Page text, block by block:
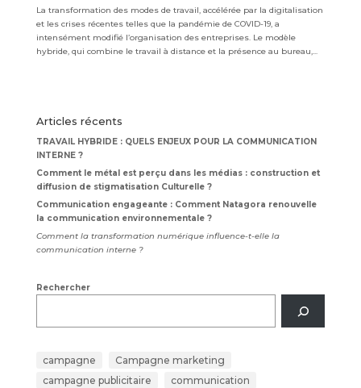
La transformation des modes de travail, accélérée par la digitalisation
et les crises récentes telles que la pandémie de COVID-19, a
intensément modifié l’organisation des entreprises. Le modèle
hybride, qui combine le travail à distance et la présence au bureau,...
Articles récents
TRAVAIL HYBRIDE : QUELS ENJEUX POUR LA COMMUNICATION
INTERNE ?
Comment le métal est perçu dans les médias : construction et
diffusion de stigmatisation Culturelle ?
Communication engageante : Comment Natagora renouvelle
la communication environnementale ?
Comment la transformation numérique influence-t-elle la
communication interne ?
Rechercher
campagne
Campagne marketing
campagne publicitaire
communication